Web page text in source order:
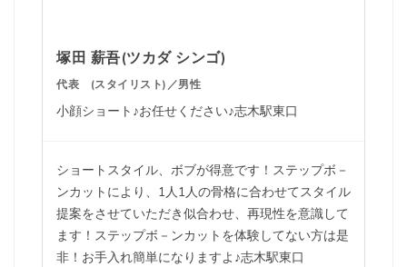
塚田 薪吾(ツカダ シンゴ)
代表 (スタイリスト)／男性
小顔ショート♪お任せください♪志木駅東口
ショートスタイル、ボブが得意です！ステップボ－
ンカットにより、1人1人の骨格に合わせてスタイル
提案をさせていただき似合わせ、再現性を意識して
ます！ステップボ－ンカットを体験してない方は是
非！お手入れ簡単になりますよ♪志木駅東口